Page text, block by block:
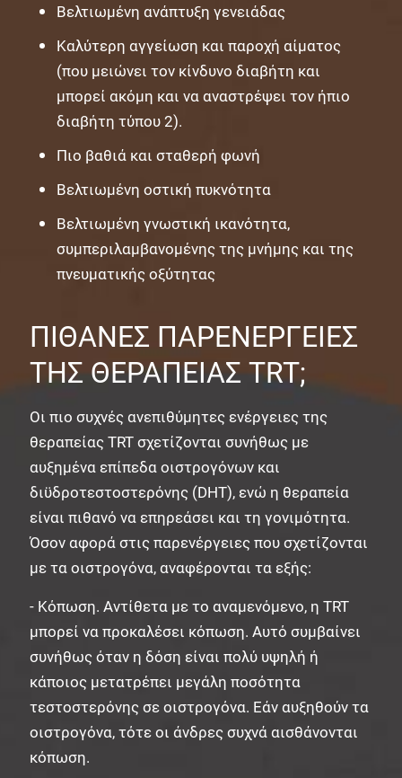
Βελτιωμένη ανάπτυξη γενειάδας
Καλύτερη αγγείωση και παροχή αίματος
(που μειώνει τον κίνδυνο διαβήτη και
μπορεί ακόμη και να αναστρέψει τον ήπιο
διαβήτη τύπου 2).
Πιο βαθιά και σταθερή φωνή
Βελτιωμένη οστική πυκνότητα
Βελτιωμένη γνωστική ικανότητα,
συμπεριλαμβανομένης της μνήμης και της
πνευματικής οξύτητας
ΠΙΘΑΝΕΣ ΠΑΡΕΝΕΡΓΕΙΕΣ
ΤΗΣ ΘΕΡΑΠΕΙΑΣ TRT;
Οι πιο συχνές ανεπιθύμητες ενέργειες της
θεραπείας TRT σχετίζονται συνήθως με
αυξημένα επίπεδα οιστρογόνων και
διϋδροτεστοστερόνης (DHT), ενώ η θεραπεία
είναι πιθανό να επηρεάσει και τη γονιμότητα.
Όσον αφορά στις παρενέργειες που σχετίζονται
με τα οιστρογόνα, αναφέρονται τα εξής:
- Κόπωση. Αντίθετα με το αναμενόμενο, η TRT
μπορεί να προκαλέσει κόπωση. Αυτό συμβαίνει
συνήθως όταν η δόση είναι πολύ υψηλή ή
κάποιος μετατρέπει μεγάλη ποσότητα
τεστοστερόνης σε οιστρογόνα. Εάν αυξηθούν τα
οιστρογόνα, τότε οι άνδρες συχνά αισθάνονται
κόπωση.